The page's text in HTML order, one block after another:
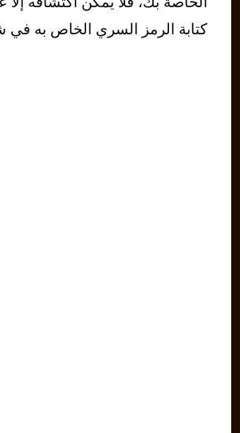
كتابة الرمز السري الخاص به